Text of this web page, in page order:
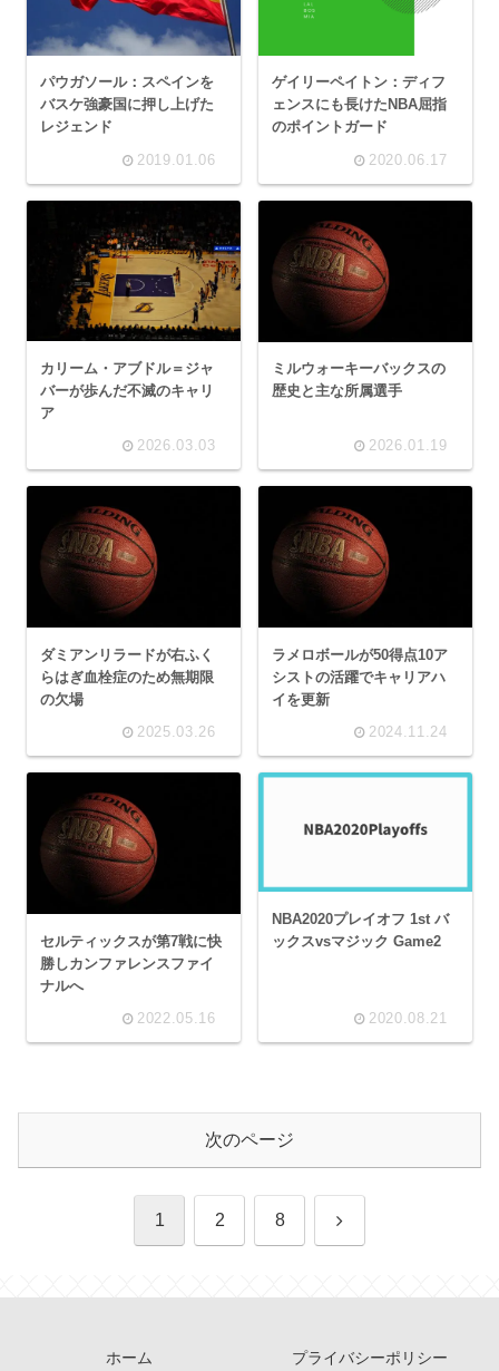
パウガソール：スペインを
バスケ強豪国に押し上げた
レジェンド
2019.01.06
ゲイリーペイトン：ディフ
ェンスにも長けたNBA屈指
のポイントガード
2020.06.17
カリーム・アブドル＝ジャ
バーが歩んだ不滅のキャリ
ア
2026.03.03
ミルウォーキーバックスの
歴史と主な所属選手
2026.01.19
ダミアンリラードが右ふく
らはぎ血栓症のため無期限
の欠場
2025.03.26
ラメロボールが50得点10ア
シストの活躍でキャリアハ
イを更新
2024.11.24
セルティックスが第7戦に快
勝しカンファレンスファイ
ナルへ
2022.05.16
NBA2020プレイオフ 1st バ
ックスvsマジック Game2
2020.08.21
次のページ
1 2 8 次
ホーム プライバシーポリシー